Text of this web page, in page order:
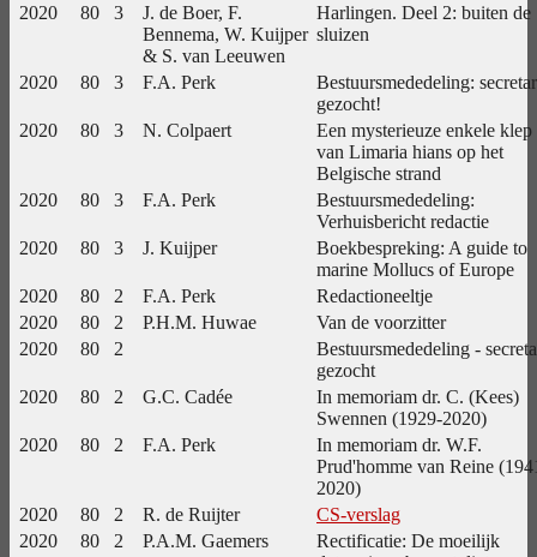
2020
80 3
J. de Boer, F.
Bennema, W. Kuijper
& S. van Leeuwen
Harlingen. Deel 2: buiten de
sluizen
2020 80 3 F.A. Perk
Bestuursmededeling:
gezocht!
2020
80 3 N. Colpaert
Een mysterieuze enkele klep
van Limaria hians op het
Belgische strand
2020
80 3 F.A. Perk
Bestuursmededeling:
Verhuisbericht redactie
2020
80 3 J. Kuijper
Boekbespreking: A guide to
marine Mollucs of Europe
2020
80 2 F.A. Perk
Redactioneeltje
2020
80 2 P.H.M. Huwae
Van de voorzitter
2020
80 2
Bestuursmededeling -
gezocht
2020
80 2 G.C. Cadée
In memoriam dr. C. (Kees)
Swennen (1929-2020)
2020
80 2 F.A. Perk
In memoriam dr. W.F.
Prud'homme van Reine
2020)
2020
80 2 R. de Ruijter
CS-verslag
2020
80 2 P.A.M. Gaemers
Rectificatie: De moeilijk